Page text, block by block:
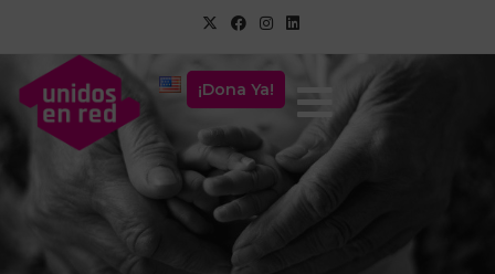
¡Dona Ya!